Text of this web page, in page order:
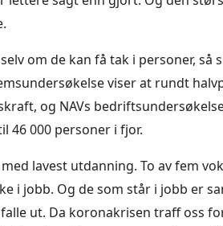
om de kan få tak i personer, så
viser at rundt
og NAVs
46 000 personer i fjor.
lavest utdanning. To av fem
i jobb. Og de som står i jobb er
ut. Da koronakrisen traff oss